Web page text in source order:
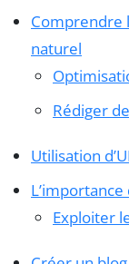
Comprendre
naturel
Rédiger
Utilisation
Exploiter